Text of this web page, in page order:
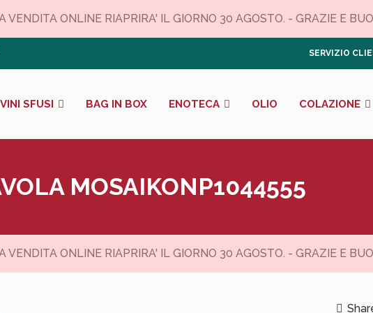
ONLINE RIAPRIRA' IL GIORNO 30 AGOSTO. - GRAZIE E
SERVIZIO
VINI SFUSI BAG IN BOX ENOTECA OLIO COLAZIONE
MOSAIKONP1044555
ONLINE RIAPRIRA' IL GIORNO 30 AGOSTO. - GRAZIE E